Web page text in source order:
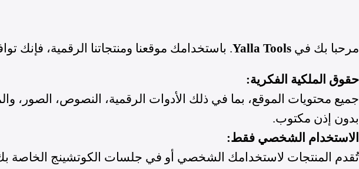
مرحبا بك في Yalla Tools. باستخدامك موقعنا ومنتجاتنا الرقمية، فإنك
حقوق الملكية الفكرية:
جميع محتويات الموقع، بما في ذلك الأدوات الرقمية، النصوص، الصور،
بدون إذن مكتوب.
الاستخدام الشخصي فقط:
تُقدم المنتجات لاستخدامك الشخصي أو في جلسات الكوتشينج الخاصة